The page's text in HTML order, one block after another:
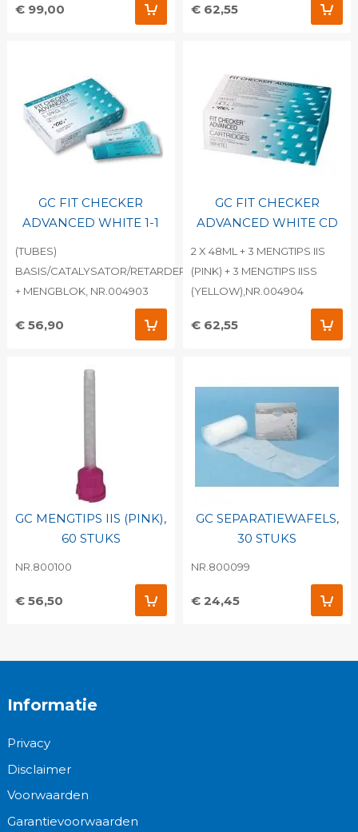
€ 99,00 € 62,55
GC FIT CHECKER
ADVANCED WHITE 1-1
(TUBES)
BASIS/CATALYSATOR/RETARDER
+ MENGBLOK, NR.004903
€ 56,90
GC FIT CHECKER
ADVANCED WHITE CD
2 X 48ML + 3 MENGTIPS IIS
(PINK) + 3 MENGTIPS IISS
(YELLOW),NR.004904
€ 62,55
GC MENGTIPS IIS (PINK),
60 STUKS
NR.800100
€ 56,50
GC SEPARATIEWAFELS,
30 STUKS
NR.800099
€ 24,45
Informatie
Privacy
Disclaimer
Voorwaarden
Garantievoorwaarden